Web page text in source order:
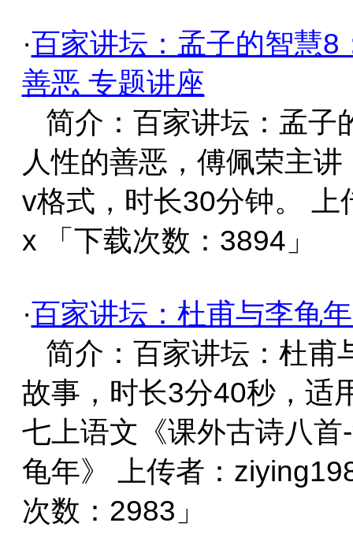
·百家讲坛：孟子的智慧8
善恶 专题讲座
简介：百家讲坛：孟子
人性的善恶，傅佩荣主讲
v格式，时长30分钟。 上
x 「下载次数：3894」
·百家讲坛：杜甫与李龟
简介：百家讲坛：杜甫
故事，时长3分40秒，适
七上语文《课外古诗八首
龟年》 上传者：
次数：2983」